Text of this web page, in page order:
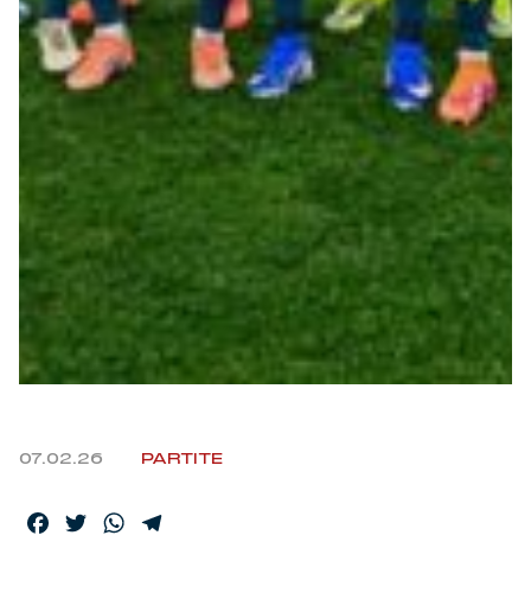
07.02.26 PARTITE
Facebook
TwitterWhatsApp